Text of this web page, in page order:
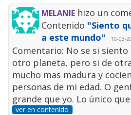
MELANIE hizo un
Contenido "Siento
a este mundo"
10-03-
Comentario: No se si siento
otro planeta, pero si de
mucho mas madura y
personas de mi edad. O
grande que yo. Lo único que
ver en contenido